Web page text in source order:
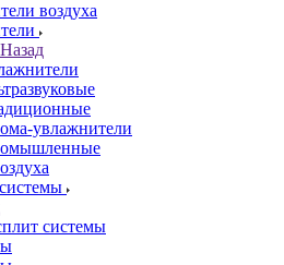
воздуха
Назад
увлажнители
системы